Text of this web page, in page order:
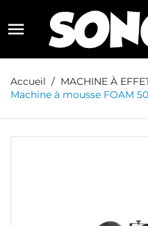

Accueil MACHINE À
Machine à mousse FOAM